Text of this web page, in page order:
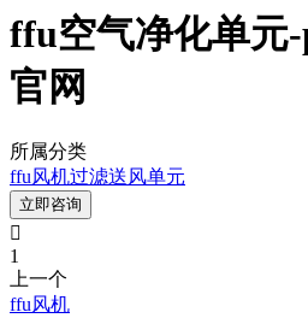
ffu空气净化单元
官网
所属分类
ffu风机过滤送风单元
立即咨询

1
上一个
ffu风机